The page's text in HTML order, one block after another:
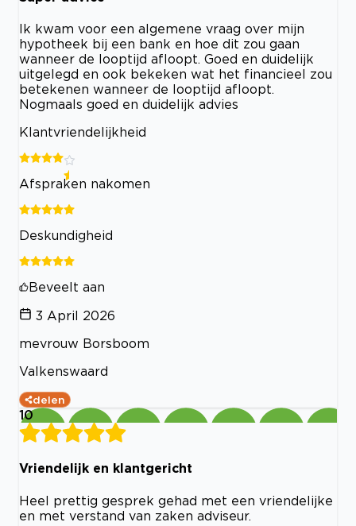
Ik kwam voor een algemene vraag over mijn
hypotheek bij een bank en hoe dit zou gaan
wanneer de looptijd afloopt. Goed en duidelijk
uitgelegd en ook bekeken wat het financieel zou
betekenen wanneer de looptijd afloopt.
Nogmaals goed en duidelijk advies
Klantvriendelijkheid
Afspraken nakomen
Deskundigheid
Beveelt aan
3 April 2026
mevrouw Borsboom
Valkenswaard
delen
10
Vriendelijk en klantgericht
Heel prettig gesprek gehad met een vriendelijke
en met verstand van zaken adviseur.